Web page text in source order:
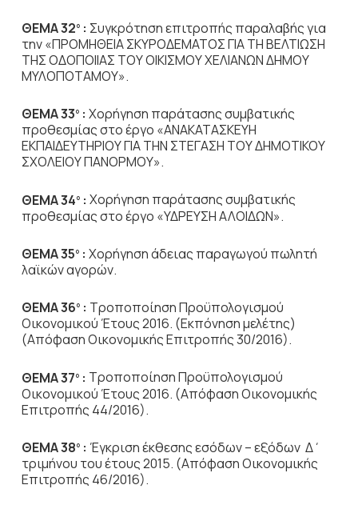
ΘΕΜΑ 32ο: Συγκρότηση επιτροπής παραλαβής για
την «ΠΡΟΜΗΘΕΙΑ ΣΚΥΡΟΔΕΜΑΤΟΣ ΓΙΑ ΤΗ ΒΕΛΤΙΩΣΗ
ΤΗΣ ΟΔΟΠΟΙΙΑΣ ΤΟΥ ΟΙΚΙΣΜΟΥ ΧΕΛΙΑΝΩΝ ΔΗΜΟΥ
ΜΥΛΟΠΟΤΑΜΟΥ».
ΘΕΜΑ 33ο: Χορήγηση παράτασης συμβατικής
προθεσμίας στο έργο «ΑΝΑΚΑΤΑΣΚΕΥΗ
ΕΚΠΑΙΔΕΥΤΗΡΙΟΥ ΓΙΑ ΤΗΝ ΣΤΕΓΑΣΗ ΤΟΥ ΔΗΜΟΤΙΚΟΥ
ΣΧΟΛΕΙΟΥ ΠΑΝΟΡΜΟΥ».
ΘΕΜΑ 34ο: Χορήγηση παράτασης συμβατικής
προθεσμίας στο έργο «ΥΔΡΕΥΣΗ ΑΛΟΙΔΩΝ».
ΘΕΜΑ 35ο: Χορήγηση άδειας παραγωγού πωλητή
λαϊκών αγορών.
ΘΕΜΑ 36ο: Τροποποίηση Προϋπολογισμού
Οικονομικού Έτους 2016. (Εκπόνηση μελέτης)
(Απόφαση Οικονομικής Επιτροπής 30/2016).
ΘΕΜΑ 37ο: Τροποποίηση Προϋπολογισμού
Οικονομικού Έτους 2016. (Απόφαση Οικονομικής
Επιτροπής 44/2016).
ΘΕΜΑ 38ο: Έγκριση έκθεσης εσόδων – εξόδων Δ΄
τριμήνου του έτους 2015. (Απόφαση Οικονομικής
Επιτροπής 46/2016).